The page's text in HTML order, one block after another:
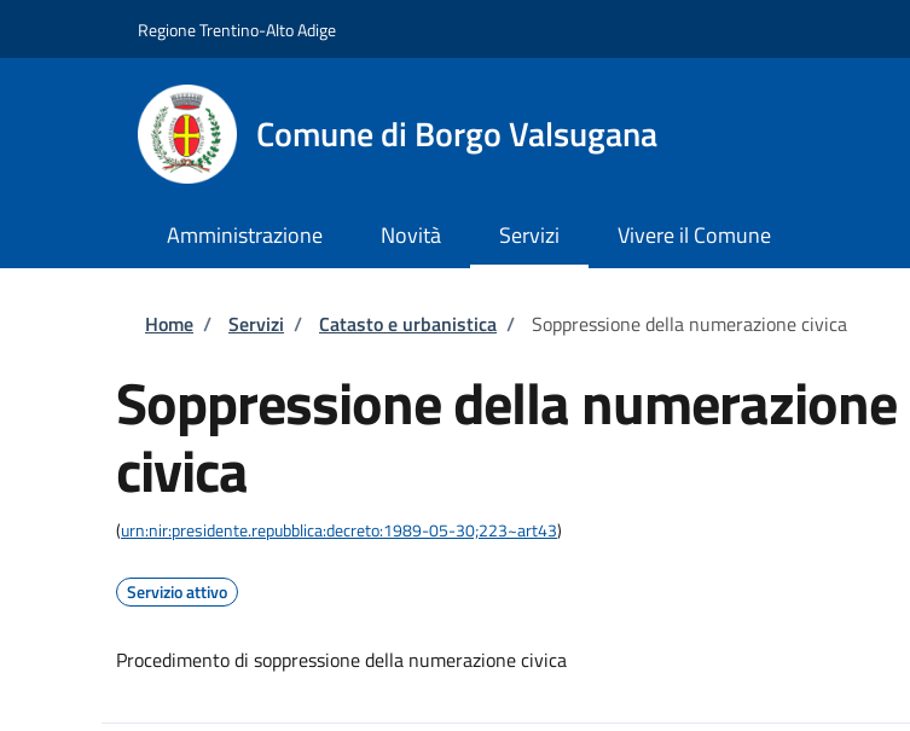
Regione Trentino-Alto Adige
Comune di Borgo Valsugana
Amministrazione Novità Servizi Vivere il Comune
Briciole di pane
Home / Servizi / Catasto e urbanistica / Soppressione della numerazione civica
Soppressione della numerazione
civica
(urn:nir:presidente.repubblica:decreto:1989-05-30;223~art43)
Servizio attivo
Procedimento di soppressione della numerazione civica